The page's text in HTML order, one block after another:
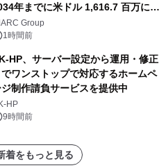
年までに米ドル 1,616.7 百万に達
CAGR 3.42%で成長すると予測
Group
1時間前
HP、サーバー設定から運用・修正
でワンストップで対応するホームペ
ジ制作請負サービスを提供中
HP
9時間前
着をもっと見る